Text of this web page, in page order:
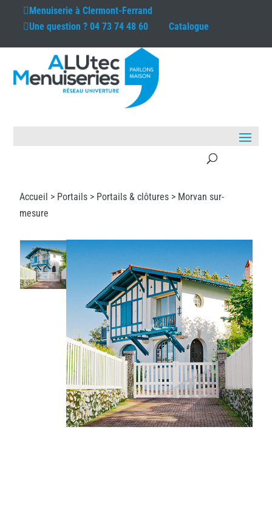
Menuiserie àClermont-Ferrand
Une question ?04 73 74 48 60 Catalogue
Accueil > Portails > Portails & clôtures > Morvan sur-
mesure